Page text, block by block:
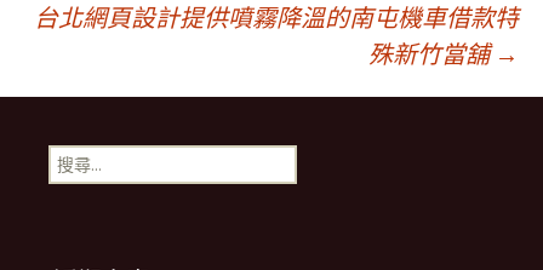
章
導
航
台北網頁設計提供噴霧降溫的南屯機車借款特
殊新竹當舖 →
搜
尋